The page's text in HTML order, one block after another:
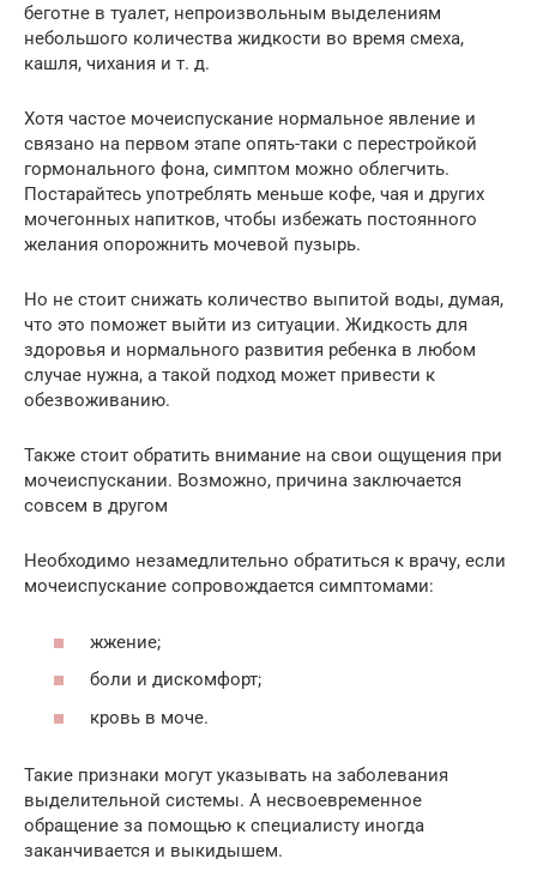
беготне в туалет, непроизвольным выделениям
небольшого количества жидкости во время смеха,
кашля, чихания и т. д.
Хотя частое мочеиспускание нормальное явление и
связано на первом этапе опять-таки с перестройкой
гормонального фона, симптом можно облегчить.
Постарайтесь употреблять меньше кофе, чая и других
мочегонных напитков, чтобы избежать постоянного
желания опорожнить мочевой пузырь.
Но не стоит снижать количество выпитой воды, думая,
что это поможет выйти из ситуации. Жидкость для
здоровья и нормального развития ребенка в любом
случае нужна, а такой подход может привести к
обезвоживанию.
Также стоит обратить внимание на свои ощущения при
мочеиспускании. Возможно, причина заключается
совсем в другом
Необходимо незамедлительно обратиться к врачу, если
мочеиспускание сопровождается симптомами:
жжение;
боли и дискомфорт;
кровь в моче.
Такие признаки могут указывать на заболевания
выделительной системы. А несвоевременное
обращение за помощью к специалисту иногда
заканчивается и выкидышем.